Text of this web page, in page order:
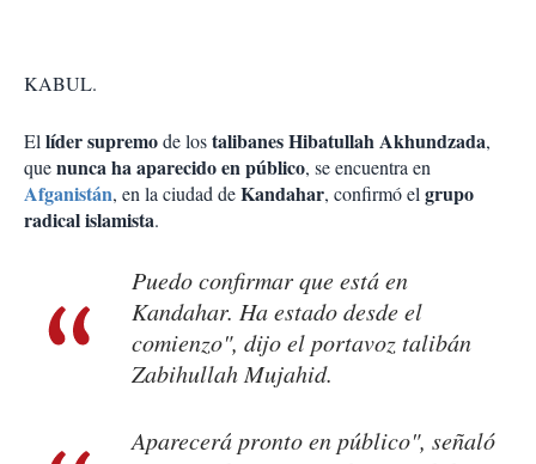
KABUL.
El líder supremode lostalibanes Hibatullah Akhundzada,
quenunca ha aparecido en público, se encuentra en
Afganistán, en la ciudad deKandahar, confirmó el grupo
radical islamista.
Puedo confirmar que está en
Kandahar. Ha estado desde el
comienzo", dijo el portavoz talibán
Zabihullah Mujahid.
Aparecerá pronto en público", señaló